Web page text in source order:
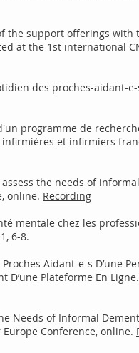
the support offerings
at the 1st international
des proches-aidant-
programme de
et infirmiers
the needs of
online. Recording
mentale chez les
1, 6-8.
Aidant-e-s D’une
D’une Plateforme En
Needs of Informal
Conference, online.